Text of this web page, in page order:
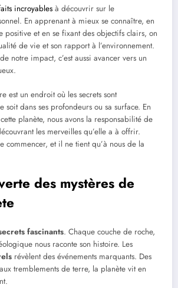
incroyables à découvrir sur le
En apprenant à mieux se connaître, en
positive et en se fixant des objectifs clairs, on
de vie et son rapport à l’environnement.
notre impact, c’est aussi avancer vers un
est un endroit où les secrets sont
soit dans ses profondeurs ou sa surface. En
planète, nous avons la responsabilité de
les merveilles qu’elle a à offrir.
commencer, et il ne tient qu’à nous de la
des mystères de
fascinants. Chaque couche de roche,
nous raconte son histoire. Les
révèlent des événements marquants. Des
tremblements de terre, la planète vit en